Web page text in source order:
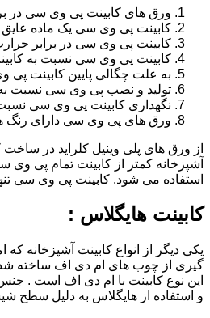
ورق های کابینت پی وی سی در
کابینت پی وی سی یک ماده عایق
کابینت پی وی سی در برابر
کابینت پی وی سی نسبت به
به علت چگالی پایین کابینت
تولید و نصب پی وی سی نسبت
نگهداری کابینت پی وی سی
ورق های پی وی سی دارای رنگ
از ورق های پلی وینیل کلراید در
آشپزخانه کمتر از کابینت تمام پی
استفاده می شود. کابینت پی وی سی
کابینت هایگلاس :
یکی دیگر از انواع کابینت آشپزخانه
گیری از چوب های ام دی اف ساخته
این نوع کابینت با ام دی اف است .
و استفاده از هایگلاس به دلیل سطح